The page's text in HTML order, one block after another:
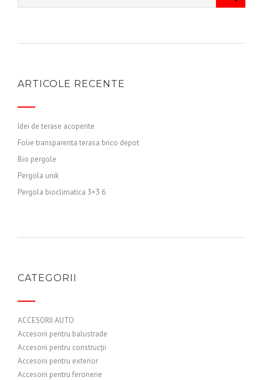
ARTICOLE RECENTE
Idei de terase acoperite
Folie transparenta terasa brico depot
Bio pergole
Pergola unik
Pergola bioclimatica 3×3 6
CATEGORII
ACCESORII AUTO
Accesorii pentru balustrade
Accesorii pentru construcții
Accesorii pentru exterior
Accesorii pentru feronerie